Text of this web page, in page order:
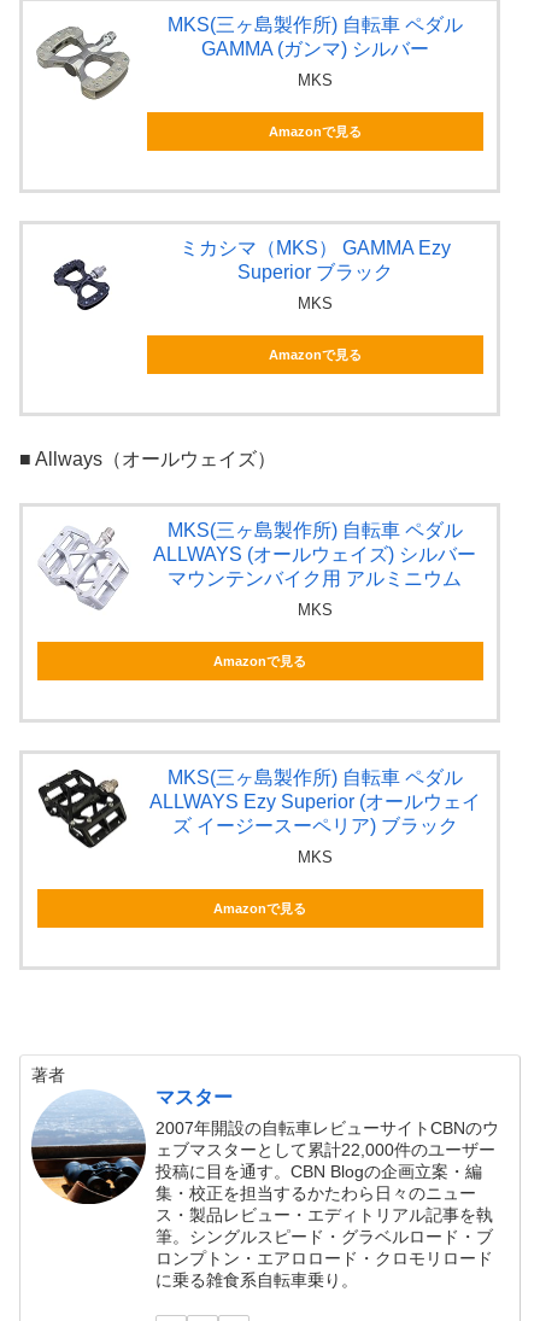
MKS(三ヶ島製作所) 自転車 ペダル
GAMMA (ガンマ) シルバー
MKS
Amazonで見る
ミカシマ（MKS） GAMMA Ezy
Superior ブラック
MKS
Amazonで見る
■ Allways（オールウェイズ）
MKS(三ヶ島製作所) 自転車 ペダル
ALLWAYS (オールウェイズ) シルバー
マウンテンバイク用 アルミニウム
MKS
Amazonで見る
MKS(三ヶ島製作所) 自転車 ペダル
ALLWAYS Ezy Superior (オールウェイ
ズ イージースーペリア) ブラック
MKS
Amazonで見る
著者
マスター
2007年開設の自転車レビューサイトCBNのウ
ェブマスターとして累計22,000件のユーザー
投稿に目を通す。CBN Blogの企画立案・編
集・校正を担当するかたわら日々のニュー
ス・製品レビュー・エディトリアル記事を執
筆。シングルスピード・グラベルロード・ブ
ロンプトン・エアロロード・クロモリロード
に乗る雑食系自転車乗り。